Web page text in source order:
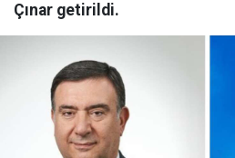
Çınar getirildi.